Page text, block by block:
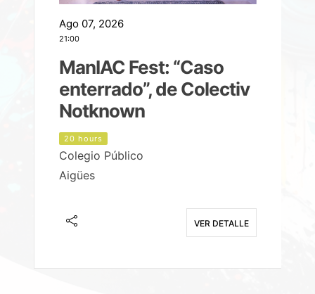
Ago 07, 2026
21:00
ManIAC Fest: “Caso
enterrado”, de Colectiv
Notknown
20 hours
Colegio Público
Aigües
VER DETALLE